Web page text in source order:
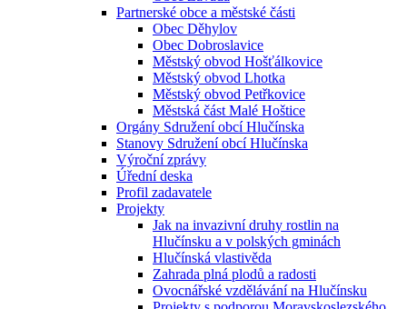
Partnerské obce a městské části
Obec Děhylov
Obec Dobroslavice
Městský obvod Hošťálkovice
Městský obvod Lhotka
Městský obvod Petřkovice
Městská část Malé Hoštice
Orgány Sdružení obcí Hlučínska
Stanovy Sdružení obcí Hlučínska
Výroční zprávy
Úřední deska
Profil zadavatele
Projekty
Jak na invazivní druhy rostlin na
Hlučínsku a v polských gminách
Hlučínská vlastivěda
Zahrada plná plodů a radosti
Ovocnářské vzdělávání na Hlučínsku